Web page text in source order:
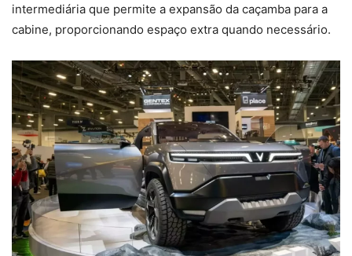
intermediária que permite a expansão da caçamba para a
cabine, proporcionando espaço extra quando necessário.